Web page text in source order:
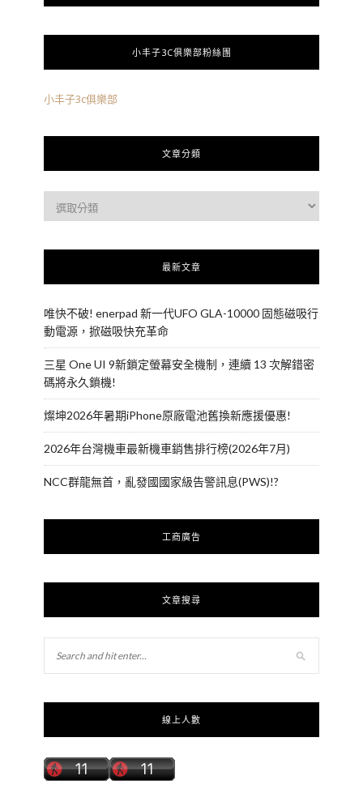
小丰子3C俱樂部粉絲團
小丰子3c俱樂部
文章分類
最新文章
唯快不破! enerpad 新一代UFO GLA-10000 固態磁吸行
動電源，掀磁吸快充革命
三星 One UI 9新鎖定螢幕安全機制，連續 13 次解錯密
碼將永久鎖機!
燦坤2026年暑期iPhone原廠電池舊換新應援優惠!
2026年台灣機車最新機車銷售排行榜(2026年7月)
NCC群龍無首，亂發國國家級告警訊息(PWS)!?
工商廣告
文章搜尋
線上人數